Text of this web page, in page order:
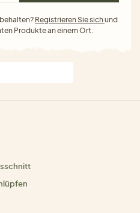
Registrieren Sie sichund
Produkte an einem Ort.